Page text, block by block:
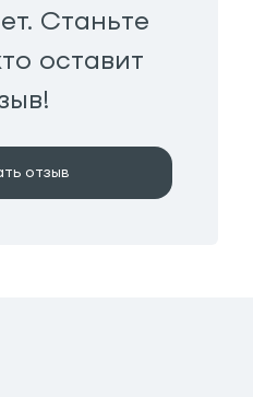
Станьте
оставит
отзыв